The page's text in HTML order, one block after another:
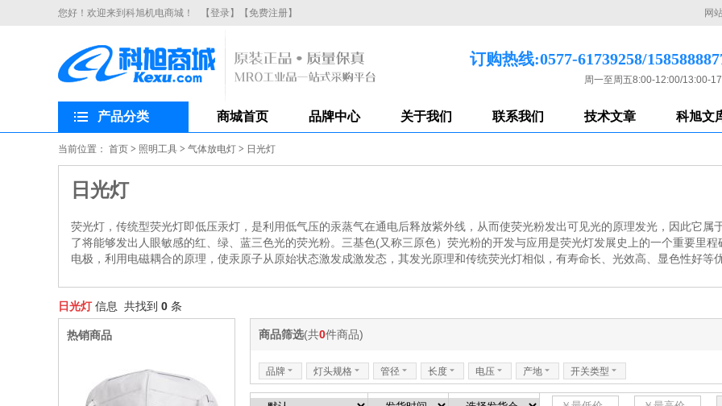
您好！欢迎来到科旭机电商城！ 【登录】 【免费注册】 网
订购热线:0577-61739258/
周一至周五8:00-12:00/13:00-
产品分类 商城首页 品牌中心 关于我们 联系我们 技术文章 科旭文
当前位置： 首页 > 照明工具 > 气体放电灯 > 日光灯
日光灯
荧光灯，传统型荧光灯即低压汞灯，是利用低气压的汞蒸气在通电后释放紫外线，从而使荧光粉发出可见光的原理发光，因此它
了将能够发出人眼敏感的红、绿、蓝三色光的荧光粉。三基色(又称三原色）荧光粉的开发与应用是荧光灯发展史上的一个重要里
电极，利用电磁耦合的原理，使汞原子从原始状态激发成激发态，其发光原理和传统荧光灯相似，有寿命长、光效高、显色性好等
日光灯信息 共找到 0 条
商品筛选(共0件商品)
品牌 6 灯头规格 6 管径 6 长度 6 电压 6 产地 6 开关类型 6
热销商品